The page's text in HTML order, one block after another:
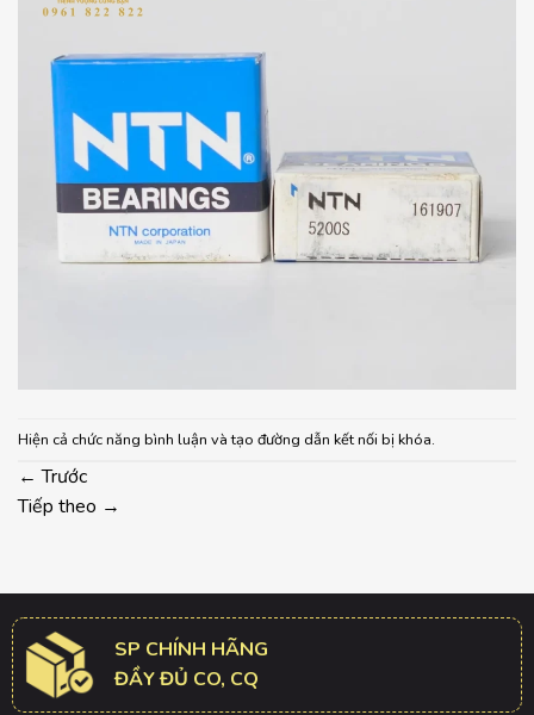
Hiện cả chức năng bình luận và tạo đường dẫn kết nối bị khóa.
← Trước
Tiếp theo →
SP CHÍNH HÃNG
ĐẦY ĐỦ CO, CQ